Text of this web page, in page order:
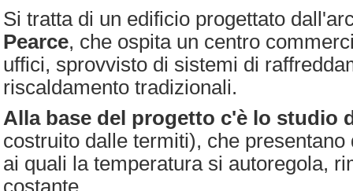
Si tratta di un edificio progettato
Pearce, che ospita un centro
uffici, sprovvisto di sistemi di
riscaldamento tradizionali.
Alla base del progetto c'è lo studio
costruito dalle termiti), che presentano
ai quali la temperatura si autoregola,
costante.